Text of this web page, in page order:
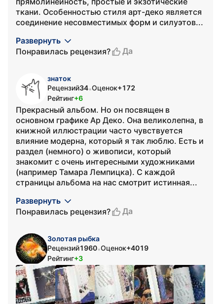
ткани. Особенностью стиля арт-деко является
соединение несовместимых форм и силуэтов...
Развернуть
Понравилась рецензия?
Да
знаток
Рецензий34•Оценок+172
Рейтинг+6
Прекрасный альбом. Но он посвящен в
основном графике Ар Деко. Она великолепна, в
книжной иллюстрации часто чувствуется
влияние модерна, который я так люблю. Есть и
раздел (немного) о живописи, который
знакомит с очень интересными художниками
(например Тамара Лемпицка). С каждой
страницы альбома на нас смотрит истинная...
Развернуть
Понравилась рецензия?
Да
Золотая рыбка
Рецензий1960•Оценок+4019
Рейтинг+3